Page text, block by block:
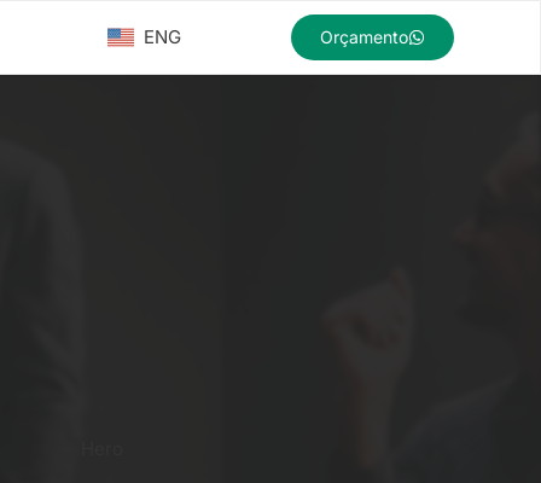
ENG Orçamento